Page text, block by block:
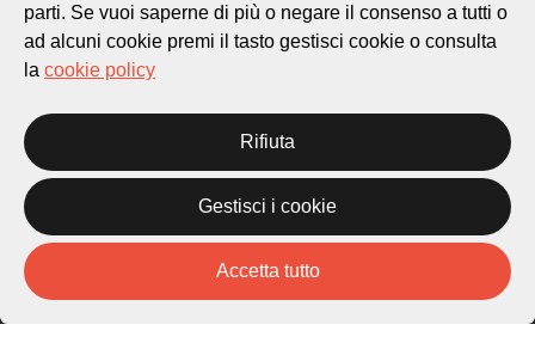
Sito istituzionale:
lugano.ch
Privacy Policy
Credits
Homepage
Mappa
Storie
Novità
parti. Se vuoi saperne di più o negare il consenso a tutti o
ad alcuni cookie premi il tasto gestisci cookie o consulta
la cookie policy
Rifiuta
Gestisci i cookie
Accetta tutto